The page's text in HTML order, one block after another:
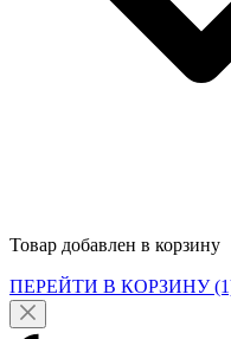
Товар добавлен в корзину
ПЕРЕЙТИ В КОРЗИНУ